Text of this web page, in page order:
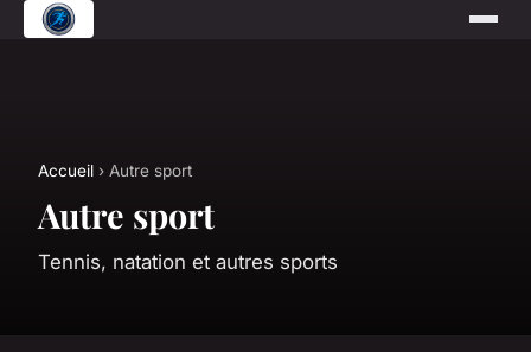
Accueil › Autre sport
Autre sport
Tennis, natation et autres sports